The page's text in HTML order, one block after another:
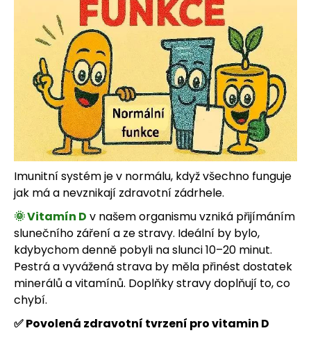
Imunitní systém je v normálu, když všechno funguje
jak má a nevznikají zdravotní zádrhele.
🌞 Vitamín D v našem organismu vzniká přijímáním
slunečního záření a ze stravy. Ideální by bylo,
kdybychom denně pobyli na slunci 10–20 minut.
Pestrá a vyvážená strava by měla přinést dostatek
minerálů a vitamínů. Doplňky stravy doplňují to, co
chybí.
✅ Povolená zdravotní tvrzení pro vitamin D